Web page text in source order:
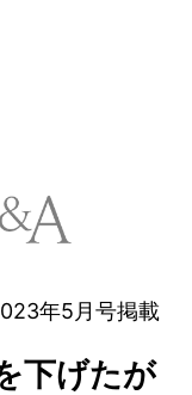
年5月号掲載
下げたが